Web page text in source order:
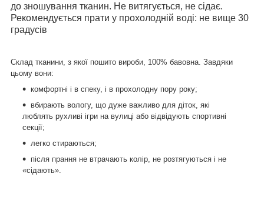
до зношування тканин. Не витягується, не сідає.
Рекомендується прати у прохолодній воді: не вище 30
градусів
Склад тканини, з якої пошито вироби, 100% бавовна. Завдяки
цьому вони:
комфортні і в спеку, і в прохолодну пору року;
вбирають вологу, що дуже важливо для діток, які
люблять рухливі ігри на вулиці або відвідують спортивні
секції;
легко стираються;
після прання не втрачають колір, не розтягуються і не
«сідають».